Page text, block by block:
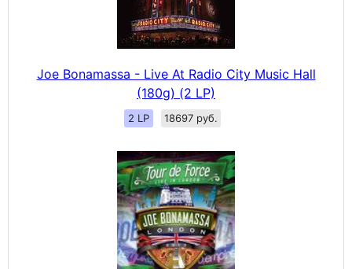
Joe Bonamassa - Live At Radio City Music Hall
(180g) (2 LP)
2 LP 18697 руб.